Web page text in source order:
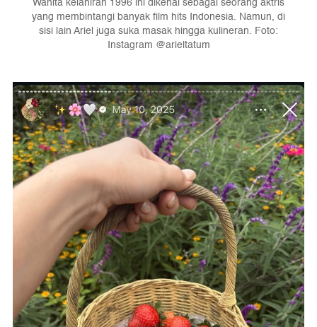
yang membintangi banyak film hits Indonesia. Namun, di
sisi lain Ariel juga suka masak hingga kulineran. Foto:
Instagram @arieltatum